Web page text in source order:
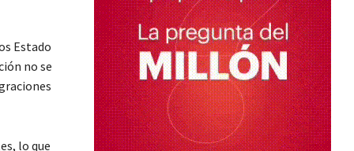
Estado
no se
lo que